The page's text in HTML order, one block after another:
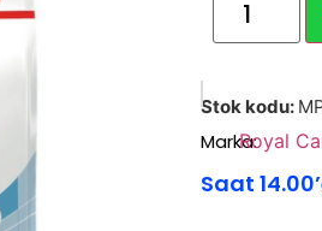
Stok kodu:
Marka:Royal
Saat